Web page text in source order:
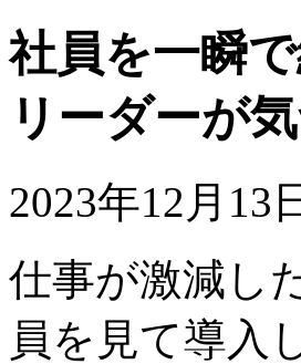
社員を一瞬
リーダーが
2023年12月13
仕事が激減し
員を見て導入